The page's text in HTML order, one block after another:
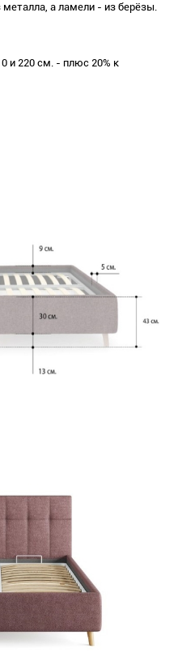
металла, а ламели - из берёзы.
и 220 см. - плюс 20% к